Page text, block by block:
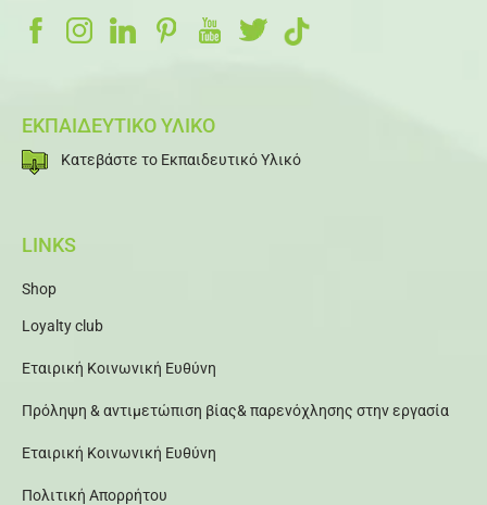
ΕΚΠΑΙΔΕΥΤΙΚΟ ΥΛΙΚΟ
Κατεβάστε το Εκπαιδευτικό Υλικό
LINKS
Shop
Loyalty club
Εταιρική Κοινωνική Ευθύνη
Πρόληψη & αντιμετώπιση βίας& παρενόχλησης στην εργασία
Εταιρική Κοινωνική Ευθύνη
Πολιτική Απορρήτου